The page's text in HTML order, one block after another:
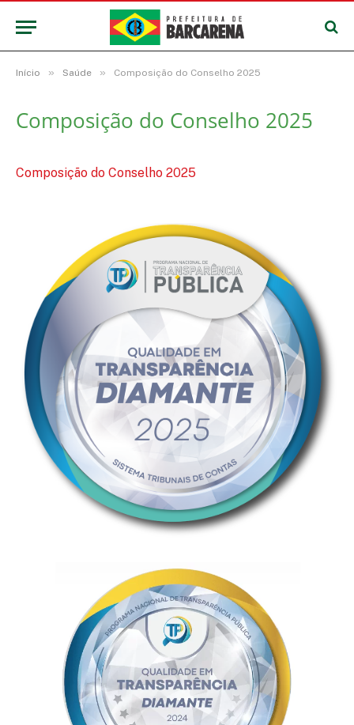
Início » Saúde » Composição do Conselho 2025
Composição do Conselho 2025
Composição do Conselho 2025